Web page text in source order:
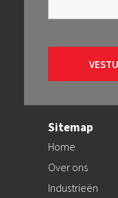
Sitemap
Home
Over ons
Industrieën